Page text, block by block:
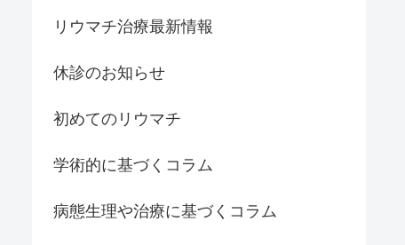
リウマチ治療最新情報
休診のお知らせ
初めてのリウマチ
学術的に基づくコラム
病態生理や治療に基づくコラム